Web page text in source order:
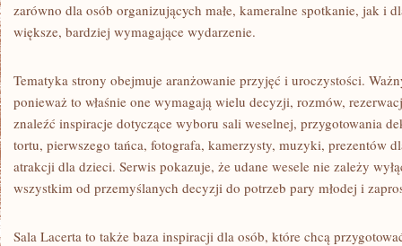
zarówno dla osób organizujących małe, kameralne spotkanie, jak i
większe, bardziej wymagające wydarzenie.
Tematyka strony obejmuje aranżowanie przyjęć i uroczystości.
ponieważ to właśnie one wymagają wielu decyzji, rozmów,
znaleźć inspiracje dotyczące wyboru sali weselnej, przygotowania
tortu, pierwszego tańca, fotografa, kamerzysty, muzyki, prezentów
atrakcji dla dzieci. Serwis pokazuje, że udane wesele nie zależy
wszystkim od przemyślanych decyzji do potrzeb pary młodej i
Sala Lacerta to także baza inspiracji dla osób, które chcą